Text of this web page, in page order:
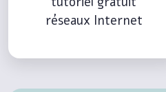
réseaux Internet